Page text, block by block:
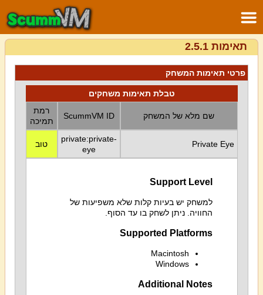
תאימות 2.5.1
פרטי תאימות המשחק
טבלת תאימות משחקים
שם מלא של המשחק ScummVM ID
רמת
תמיכה
Private Eye
private:private-
eye
טוב
Support Level
למשחק יש בעיות קלות שלא משפיעות של
החוויה. ניתן לשחק בו עד הסוף.
Supported Platforms
Macintosh
Windows
Additional Notes